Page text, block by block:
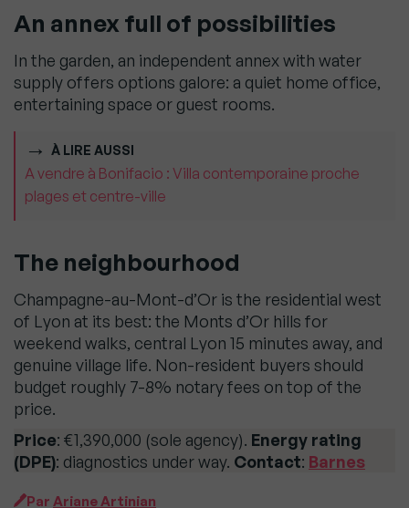
An annex full of possibilities
In the garden, an independent annex with water
supply offers options galore: a quiet home office,
entertaining space or guest rooms.
À LIRE AUSSI
A vendre à Bonifacio : Villa contemporaine proche
plages et centre-ville
The neighbourhood
Champagne-au-Mont-d’Or is the residential west
of Lyon at its best: the Monts d’Or hills for
weekend walks, central Lyon 15 minutes away, and
genuine village life. Non-resident buyers should
budget roughly 7-8% notary fees on top of the
price.
Price: €1,390,000 (sole agency). Energy rating
(DPE): diagnostics under way. Contact: Barnes
Par Ariane Artinian